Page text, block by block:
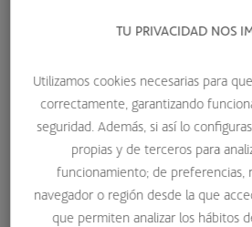
¿CÓMO INVERTIR
EnBESTINVERcreemos que la
ahorros debe hacerse en
temporal, es decir, del tiempo
dinero invertido.
TU PRIVACIDAD NOS
Utilizamos cookies necesarias para
correctamente, garantizando
seguridad. Además, si así lo
propias y de terceros para
funcionamiento; de preferencias,
navegador o región desde la que
que permiten analizar los hábitos